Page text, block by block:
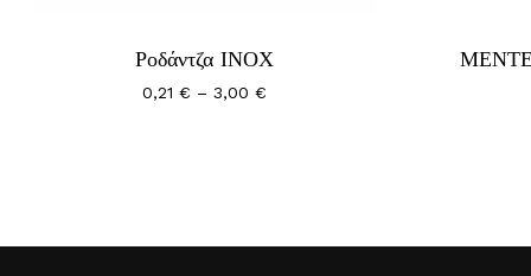
Ροδάντζα ΙΝΟΧ
0,21 € – 3,00 €Price